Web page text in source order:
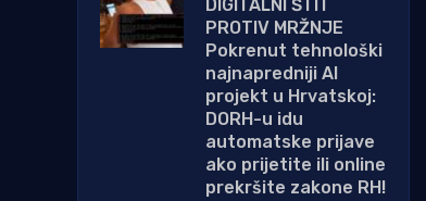
DIGITALNI ŠTIT
PROTIV MRŽNJE
Pokrenut tehnološki
najnapredniji AI
projekt u Hrvatskoj:
DORH-u idu
automatske prijave
ako prijetite ili online
prekršite zakone RH!